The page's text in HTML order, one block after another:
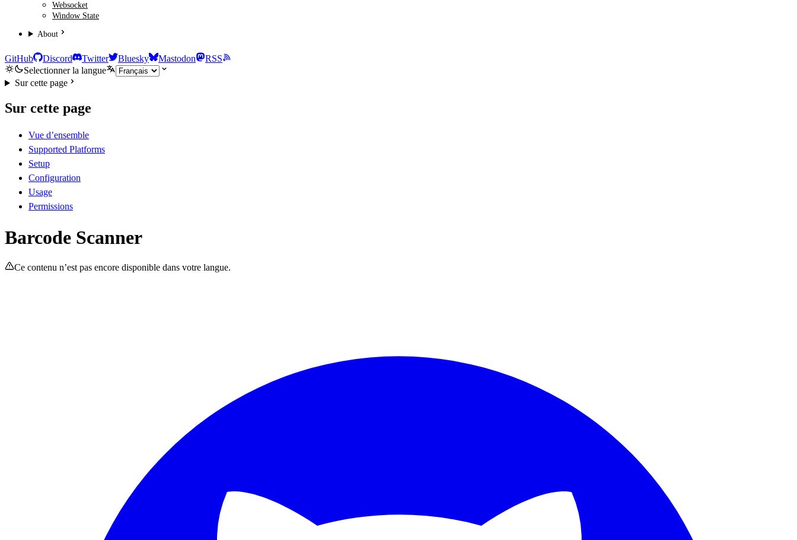
Websocket
Window State
About
GitHub Discord Twitter Bluesky Mastodon
RSS
Selectionner la langue
Sur cette page
Sur cette page
Vue d’ensemble
Supported Platforms
Setup
Configuration
Usage
Permissions
Barcode Scanner
Ce contenu n’est pas encore disponible dans votre langue.